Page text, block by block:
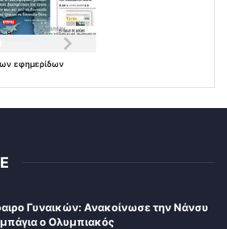
εφημερίδων
Γυναικών: Ανακοίνωσε την Νάνσυ
ο Ολυμπιακός